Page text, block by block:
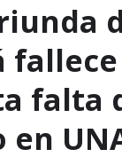
falta